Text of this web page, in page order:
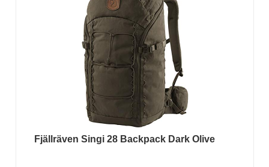
Fjällräven Singi 28 Backpack Dark Olive